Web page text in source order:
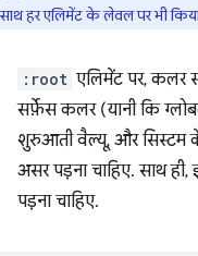
साथ हर एलिमेंट के लेवल पर भी
:root एलिमेंट पर, कलर
सर्फ़ेस कलर (यानी कि
शुरुआती वैल्यू, और सिस्टम
असर पड़ना चाहिए. साथ ही,
पड़ना चाहिए.